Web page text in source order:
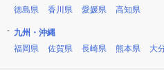
徳島県
香川県 愛媛県 高知県
九州・沖縄
福岡県
佐賀県 長崎県 熊本県 大